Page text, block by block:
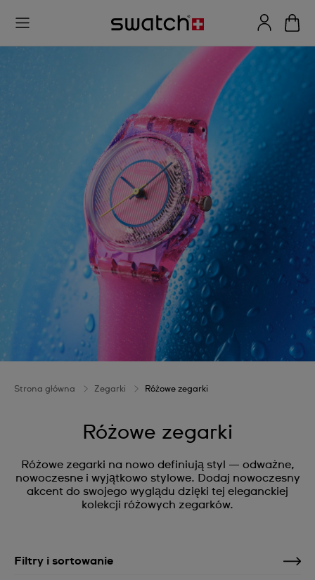
Strona główna Zegarki Różowe zegarki
Różowe zegarki
Różowe zegarki na nowo definiują styl — odważne,
nowoczesne i wyjątkowo stylowe. Dodaj nowoczesny
akcent do swojego wyglądu dzięki tej eleganckiej
kolekcji różowych zegarków.
Filtry i sortowanie